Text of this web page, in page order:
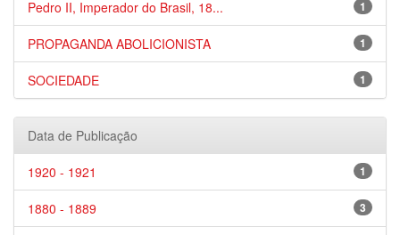
1
Pedro II, Imperador do Brasil, 18...
1
PROPAGANDA ABOLICIONISTA
1
SOCIEDADE
Data de Publicação
1
1920 - 1921
3
1880 - 1889